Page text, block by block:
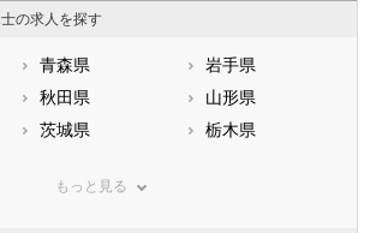
の求人を探す
青森県
岩手県
秋田県
山形県
茨城県
栃木県
神奈川県
もっと見る